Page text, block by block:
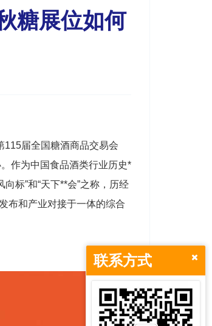
糖展位如何
115届全国糖酒商品交易会
作为中国食品酒类行业历史*
向标”和“天下**会”之称，历经
布和产业对接于一体的综合
联系方式